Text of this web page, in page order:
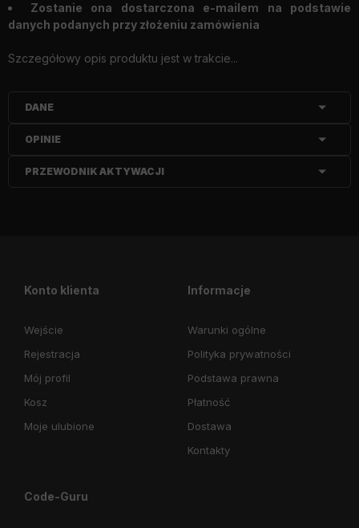
Zostanie ona dostarczona e-mailem na podstawie
danych podanych przy złożeniu zamówienia
Szczegółowy opis produktu jest w trakcie...
DANE
OPINIE
PRZEWODNIK AKTYWACJI
Konto klienta
Wejście
Rejestracja
Mój profil
Kosz
Moje ulubione
Informacje
Warunki ogólne
Polityka prywatności
Podstawa prawna
Płatność
Dostawa
Kontakty
Code-Guru